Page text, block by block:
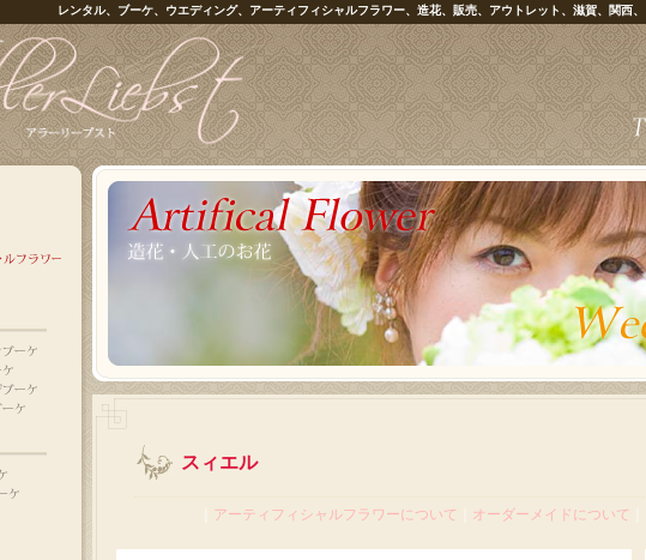
レンタル、ブーケ、ウエディング、アーティフィシャルフラワー、造花、販売、アウトレット、滋賀、関西
スィエル
アーティフィシャルフラワーについて オーダーメイドについて